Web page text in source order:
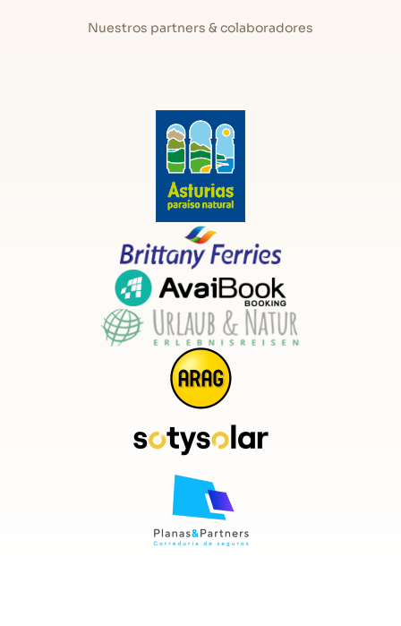
Si estás pensando en realizar una escapada de turismo rural por
alquiler de casas rurales en Gijón
demandados por todas aquellas personas que quieren disfrutar
de unos días de naturaleza, actividades, paisajes de ensueño y
desconexión garantizados, y dispondrás de una enorme variedad
de alojamientos entre los que elegir que se adaptarán a tus
necesidades y te permitirán disfrutar al máximo de tu estancia.
Tenemos una enorme variedad de
, cada una con una capacidad y unas prestaciones
diferentes, para que puedas elegir la que más te guste. De hecho,
tenemos tantas que no sabrás ni por dónde empezar, ¡te gustarán
Alquiler de casas rurales en Gijón al mejor
precio
Disfruta de Gijón y sus alrededores al máximo con nuestro
alquiler de casas rurales en Gijón al mejor precio
podrás vivir unas vacaciones de ensueño en plena naturaleza,
país, disfrutando de todas las comodidades y sin necesidad de
realizar un excesivo desembolso.
en cualquier época del año, por lo que viajes
cuando viajes dispondrás de un alojamiento de máxima calidad,
que se adaptará a tus necesidades, a un precio de película.
alquilar casas rurales en Gijón Asturias
date una vuelta por nuestra web, descubre todos los alojamientos
Nuestros partners & colaboradores